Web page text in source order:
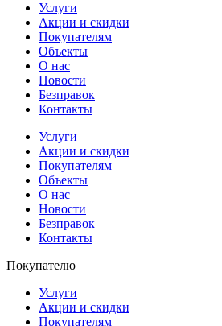
Услуги
Акции и скидки
Покупателям
Объекты
О нас
Новости
Безправок
Контакты
Услуги
Акции и скидки
Покупателям
Объекты
О нас
Новости
Безправок
Контакты
Покупателю
Услуги
Акции и скидки
Покупателям